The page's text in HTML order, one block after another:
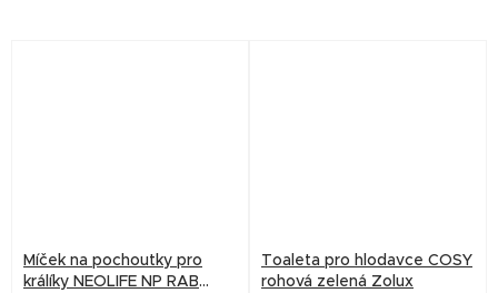
Míček na pochoutky pro
králíky NEOLIFE NP RAB
Toaleta pro hlodavce COSY
rohová zelená Zolux